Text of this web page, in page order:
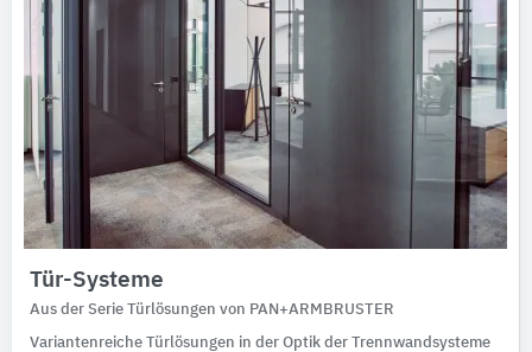
Tür-Systeme
Aus der Serie Türlösungen von PAN+ARMBRUSTER
Variantenreiche Türlösungen in der Optik der Trennwandsysteme